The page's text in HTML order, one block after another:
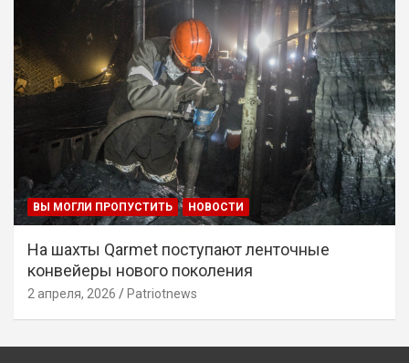
ВЫ МОГЛИ ПРОПУСТИТЬ НОВОСТИ
На шахты Qarmet поступают ленточные
конвейеры нового поколения
2 апреля, 2026 Patriotnews